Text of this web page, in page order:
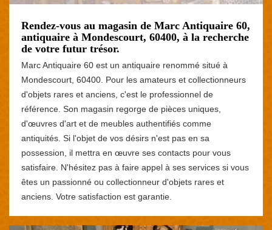
Rendez-vous au magasin de Marc Antiquaire 60,
antiquaire à Mondescourt, 60400, à la recherche
de votre futur trésor.
Marc Antiquaire 60 est un antiquaire renommé situé à
Mondescourt, 60400. Pour les amateurs et collectionneurs
d'objets rares et anciens, c'est le professionnel de
référence. Son magasin regorge de pièces uniques,
d'œuvres d'art et de meubles authentifiés comme
antiquités. Si l'objet de vos désirs n'est pas en sa
possession, il mettra en œuvre ses contacts pour vous
satisfaire. N'hésitez pas à faire appel à ses services si vous
êtes un passionné ou collectionneur d'objets rares et
anciens. Votre satisfaction est garantie.